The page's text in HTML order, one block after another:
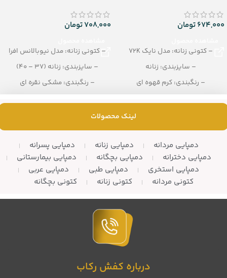
674,000تومان
– کتونی زنانه: مدل نایک 72K
– سایزبندی: زنانه
– رنگبندی: کرم قهوه ای
708,000تومان
– کتونی زنانه: مدل نیوبالانس افرا
– سایزبندی: زنانه (37 – 40)
– رنگبندی: مشکی نقره ای
لینک محصولات
دمپایی مردانه دمپایی زنانه
دمپایی پسرانه
دمپایی دخترانه
دمپایی بچگانه
دمپایی بیمارستانی
دمپایی استخری
دمپایی طبی
دمپایی عربی
کتونی مردانه
کتونی زنانه کتونی بچگانه
درباره کفش رکاب